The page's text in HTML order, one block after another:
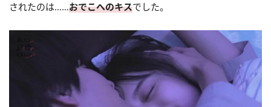
されたのは……おでこへのキスでした。